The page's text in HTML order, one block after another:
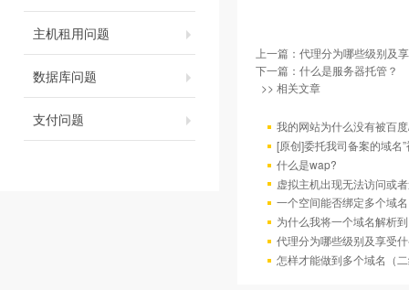
主机租用问题
数据库问题
支付问题
上一篇： 代理分为哪些级别及
下一篇： 什么是服务器托管？
>> 相关文章
我的网站为什么没有被百
[原创]委托我司备案的域名
什么是wap?
虚拟主机出现无法访问或
一个空间能否绑定多个域
为什么我将一个域名解析
代理分为哪些级别及享受
怎样才能做到多个域名（